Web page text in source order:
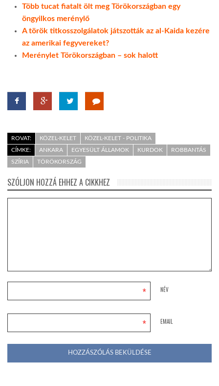
Több tucat fiatalt ölt meg Törökországban egy
öngyilkos merénylő
A török titkosszolgálatok játszották az al-Kaida kezére
az amerikai fegyvereket?
Merénylet Törökországban – sok halott
ROVAT: KÖZEL-KELET
KÖZEL-KELET - POLITIKA
CÍMKE:
ANKARA EGYESÜLT ÁLLAMOK KURDOK
ROBBANTÁS
SZÍRIA
TÖRÖKORSZÁG
SZÓLJON HOZZÁ EHHEZ A CIKKHEZ
NÉV
*
EMAIL
*